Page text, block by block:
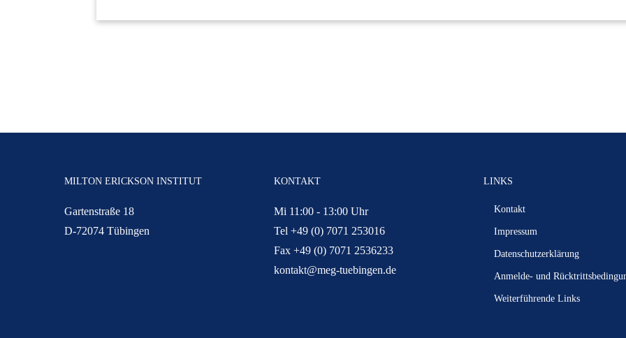
MILTON ERICKSON INSTITUT
Gartenstraße 18
D-72074 Tübingen
KONTAKT
Mi 11:00 - 13:00 Uhr
Tel +49 (0) 7071 253016
Fax +49 (0) 7071 2536233
kontakt@meg-tuebingen.de
LINKS
Kontakt
Impressum
Datenschutzerklärung
Anmelde- und
Weiterführende Links